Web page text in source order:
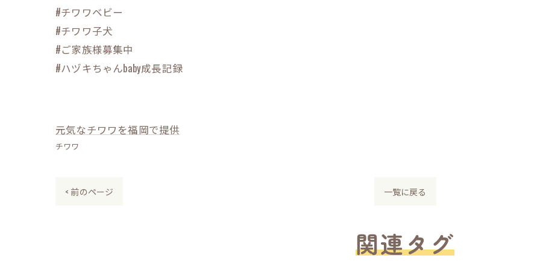
#チワワベビー
#チワワ子犬
#ご家族様募集中
#ハヅキちゃんbaby成長記録
元気なチワワを福岡で提供
チワワ
< 前のページ 一覧に戻る
関連タグ